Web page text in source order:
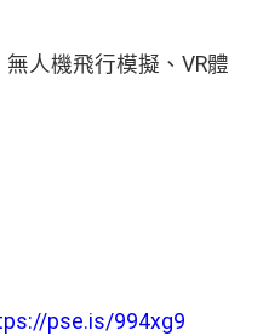
人機飛行模擬、 VR體
pse.is/994xg9